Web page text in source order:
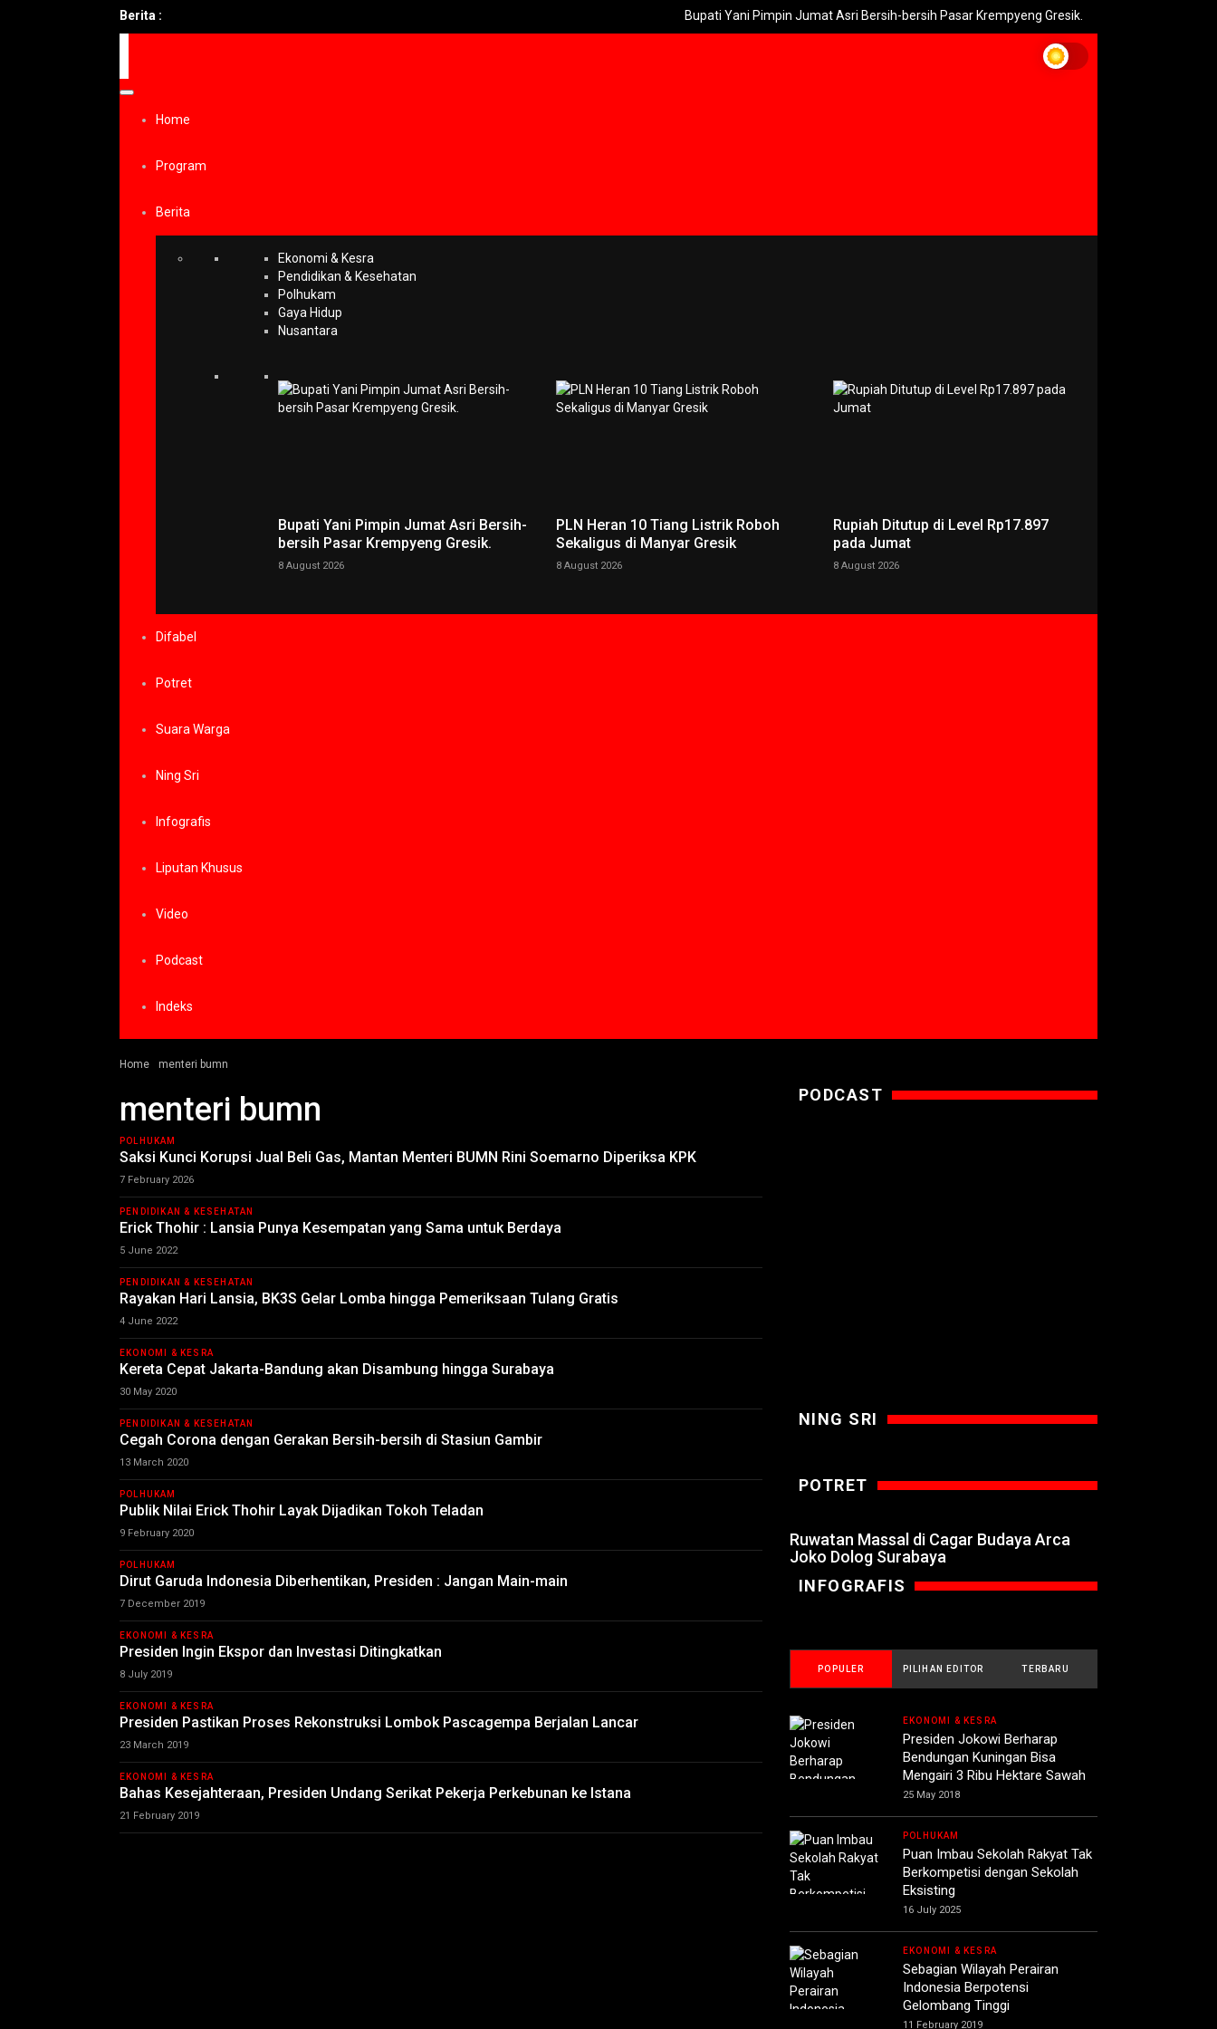
Berita : Bupati Yani Pimpin Jumat Asri Bersih-bersih Pasar Krempyeng Gresik. PLN Heran 10 Tiang
Home
Program
Berita
Ekonomi & Kesra
Pendidikan & Kesehatan
Polhukam
Gaya Hidup
Nusantara
Bupati Yani Pimpin Jumat Asri Bersih-
bersih Pasar Krempyeng Gresik.
8 August 2026
PLN Heran 10 Tiang Listrik Roboh
Sekaligus di Manyar Gresik
8 August 2026
Rupiah Ditutup di Level Rp17.897
pada Jumat
8 August 2026
Difabel
Potret
Suara Warga
Ning Sri
Infografis
Liputan Khusus
Video
Podcast
Indeks
Home menteri bumn
menteri bumn
POLHUKAM
Saksi Kunci Korupsi Jual Beli Gas, Mantan Menteri BUMN Rini Soemarno Diperiksa KPK
7 February 2026
PENDIDIKAN & KESEHATAN
Erick Thohir : Lansia Punya Kesempatan yang Sama untuk Berdaya
5 June 2022
PENDIDIKAN & KESEHATAN
Rayakan Hari Lansia, BK3S Gelar Lomba hingga Pemeriksaan Tulang Gratis
4 June 2022
EKONOMI & KESRA
Kereta Cepat Jakarta-Bandung akan Disambung hingga Surabaya
30 May 2020
PENDIDIKAN & KESEHATAN
Cegah Corona dengan Gerakan Bersih-bersih di Stasiun Gambir
13 March 2020
POLHUKAM
Publik Nilai Erick Thohir Layak Dijadikan Tokoh Teladan
9 February 2020
POLHUKAM
Dirut Garuda Indonesia Diberhentikan, Presiden : Jangan Main-main
7 December 2019
EKONOMI & KESRA
Presiden Ingin Ekspor dan Investasi Ditingkatkan
8 July 2019
EKONOMI & KESRA
Presiden Pastikan Proses Rekonstruksi Lombok Pascagempa Berjalan Lancar
23 March 2019
EKONOMI & KESRA
Bahas Kesejahteraan, Presiden Undang Serikat Pekerja Perkebunan ke Istana
21 February 2019
PODCAST
NING SRI
POTRET
Ruwatan Massal di Cagar Budaya Arca
Joko Dolog Surabaya
INFOGRAFIS
POPULER PILIHAN EDITOR TERBARU
EKONOMI & KESRA
Presiden Jokowi Berharap
Bendungan Kuningan Bisa
Mengairi 3 Ribu Hektare Sawah
25 May 2018
POLHUKAM
Puan Imbau Sekolah Rakyat Tak
Berkompetisi dengan Sekolah
Eksisting
16 July 2025
EKONOMI & KESRA
Sebagian Wilayah Perairan
Indonesia Berpotensi
Gelombang Tinggi
11 February 2019